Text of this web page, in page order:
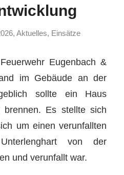
, Aktuelles, Einsätze
Eugenbach &
im Gebäude an der
sollte ein Haus
brennen. Es stellte sich
um einen verunfallten
von der
und verunfallt war.